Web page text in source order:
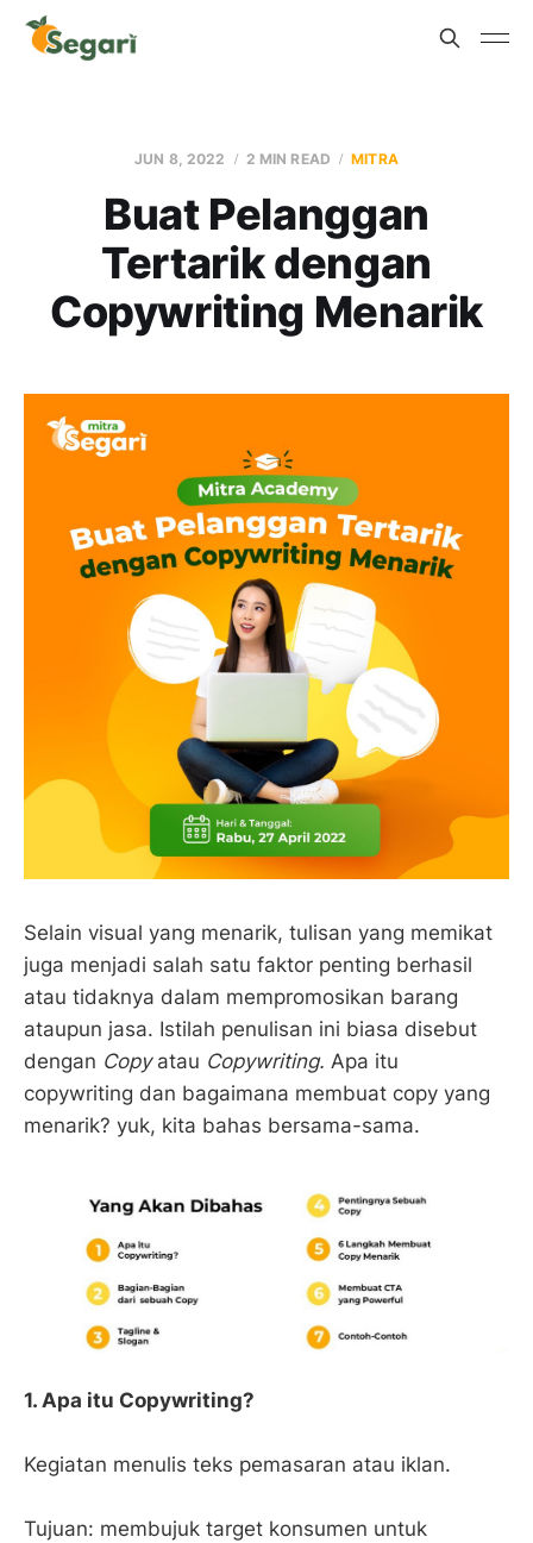
JUN 8, 2022 2 MIN READ MITRA
Buat Pelanggan
Tertarik dengan
Copywriting Menarik
Selain visual yang menarik, tulisan yang memikat
juga menjadi salah satu faktor penting berhasil
atau tidaknya dalam mempromosikan barang
ataupun jasa. Istilah penulisan ini biasa disebut
dengan Copyatau Copywriting. Apa itu
copywriting dan bagaimana membuat copy yang
menarik? yuk, kita bahas bersama-sama.
1. Apa itu Copywriting?
Kegiatan menulis teks pemasaran atau iklan.
Tujuan: membujuk target konsumen untuk